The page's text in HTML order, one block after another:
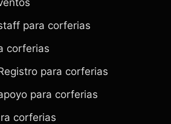
para corferias
corferias
para corferias
para corferias
corferias